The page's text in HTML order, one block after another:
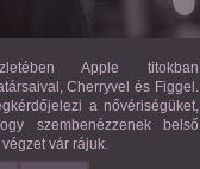
Apple titokban
Cherryvel és Figgel.
a nővériségüket,
szembenézzenek belső
vár rájuk.